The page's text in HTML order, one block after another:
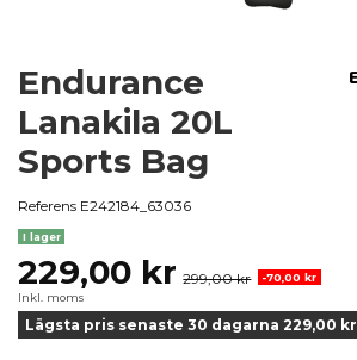
Endurance
Lanakila 20L
Sports Bag
Referens E242184_63036
I lager
229,00 kr 299,00 kr
-70,00 kr
Inkl. moms
Lägsta pris senaste 30 dagarna 229,00 kr